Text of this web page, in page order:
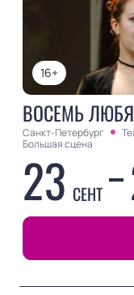
16+
ВОСЕМЬ
Санкт-Петербург
Большая сцена
23 СЕНТ